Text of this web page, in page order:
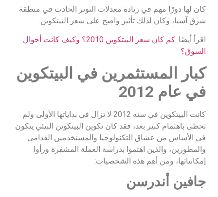
كان لها دورًا مهم في زيادة معدلات التوتر الحادث في منطقة
شرق آسيا، وكان لذلك تأثير واضح على سعر البيتكوين.
اقرأ أيضًا:
كم كان سعر البيتكوين 2010؟ وكيف كانت أحوال
السوق؟
كبار المستثمرين في البيتكوين
في عام 2012
كانت البيتكوين في سنه 2012 لا تزال في بداياتها الأولى ولم
تحظى باهتمام كبير بعد، فقد كان تكوين البيتكوين البيئي يتكون
في الأساس من عشاق التكنولوجيا والمستخدمين القدامى
والمطورين، والذين اهتموا بدراسة العملة المشفرة ورأوا
إمكانياتها، ومن أهم هذه الشخصيات:
جافين أندرسن